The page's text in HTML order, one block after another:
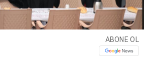
WhatsApp İhbar Hattı
ABONE OL